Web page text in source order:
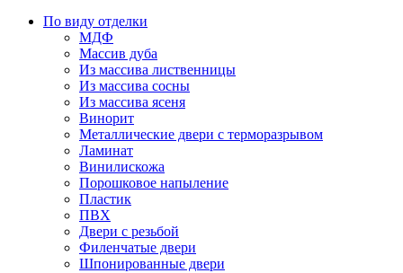
По виду отделки
МДФ
Массив дуба
Из массива лиственницы
Из массива сосны
Из массива ясеня
Винорит
Металлические двери с терморазрывом
Ламинат
Винилискожа
Порошковое напыление
Пластик
ПВХ
Двери с резьбой
Филенчатые двери
Шпонированные двери